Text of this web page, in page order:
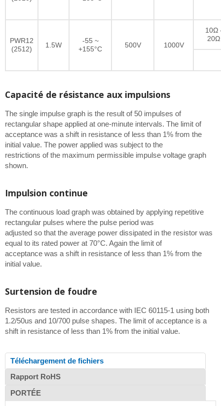
PWR12
(2512)
1.5W
-55 ~
+155°C
500V 1000V
10Ω
20Ω
Capacité de résistance aux impulsions
The single impulse graph is the result of 50 impulses of
rectangular shape applied at one-minute intervals. The limit of
acceptance was a shift in resistance of less than 1% from the
initial value. The power applied was subject to the
restrictions of the maximum permissible impulse voltage graph
shown.
Impulsion continue
The continuous load graph was obtained by applying repetitive
rectangular pulses where the pulse period was
adjusted so that the average power dissipated in the resistor was
equal to its rated power at 70°C. Again the limit of
acceptance was a shift in resistance of less than 1% from the
initial value.
Surtension de foudre
Resistors are tested in accordance with IEC 60115-1 using both
1.2/50us and 10/700 pulse shapes. The limit of acceptance is a
shift in resistance of less than 1% from the initial value.
Téléchargement de fichiers
Rapport RoHS
PORTÉE